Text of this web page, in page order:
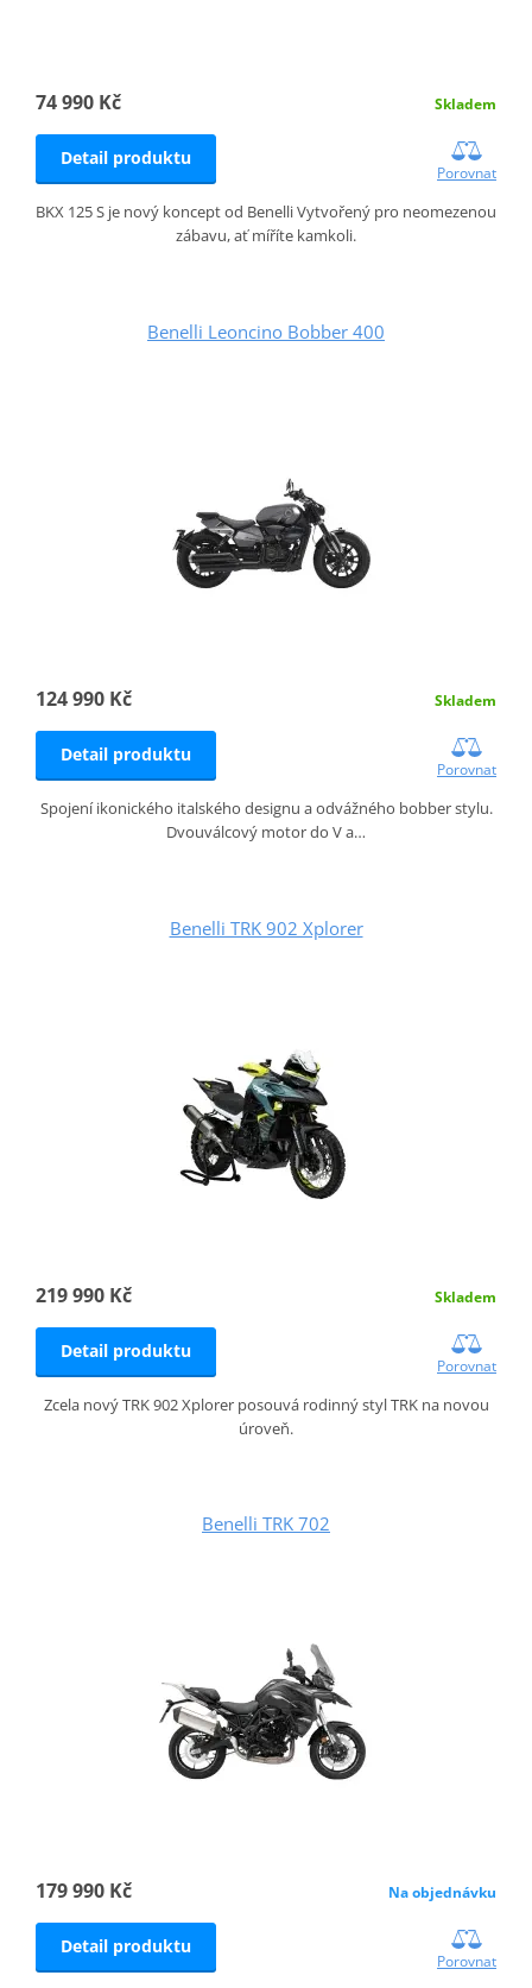
74 990 Kč Skladem
Detail produktu
Porovnat
BKX 125 S je nový koncept od Benelli Vytvořený pro neomezenou
zábavu, ať míříte kamkoli.
Benelli Leoncino Bobber 400
124 990 Kč Skladem
Detail produktu
Porovnat
Spojení ikonického italského designu a odvážného bobber stylu.
Dvouválcový motor do V a…
Benelli TRK 902 Xplorer
219 990 Kč Skladem
Detail produktu
Porovnat
Zcela nový TRK 902 Xplorer posouvá rodinný styl TRK na novou
úroveň.
Benelli TRK 702
179 990 Kč Na objednávku
Detail produktu
Porovnat